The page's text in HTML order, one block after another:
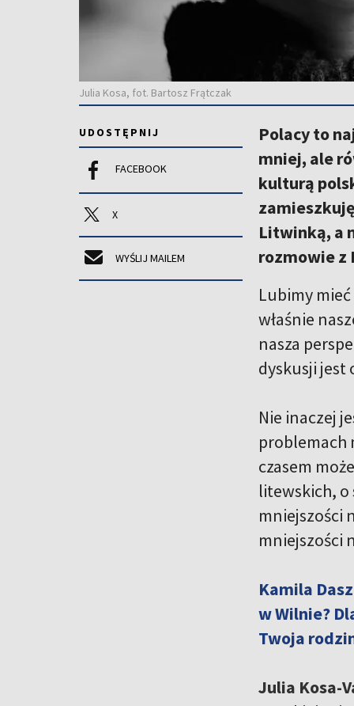
Julia Kosa, fot. Bartosz Frątczak
UDOSTĘPNIJ
FACEBOOK
X
WYŚLIJ MAILEM
Polacy to
mniej, ale
kulturą
Litwinką, a
rozmowie z
Lubimy
właśnie
nasza
dyskusji jest
Nie inaczej
problemach
czasem
litewskich, o
mniejszości
mniejszości
Kamila
w Wilnie?
Twoja
Julia Kosa-